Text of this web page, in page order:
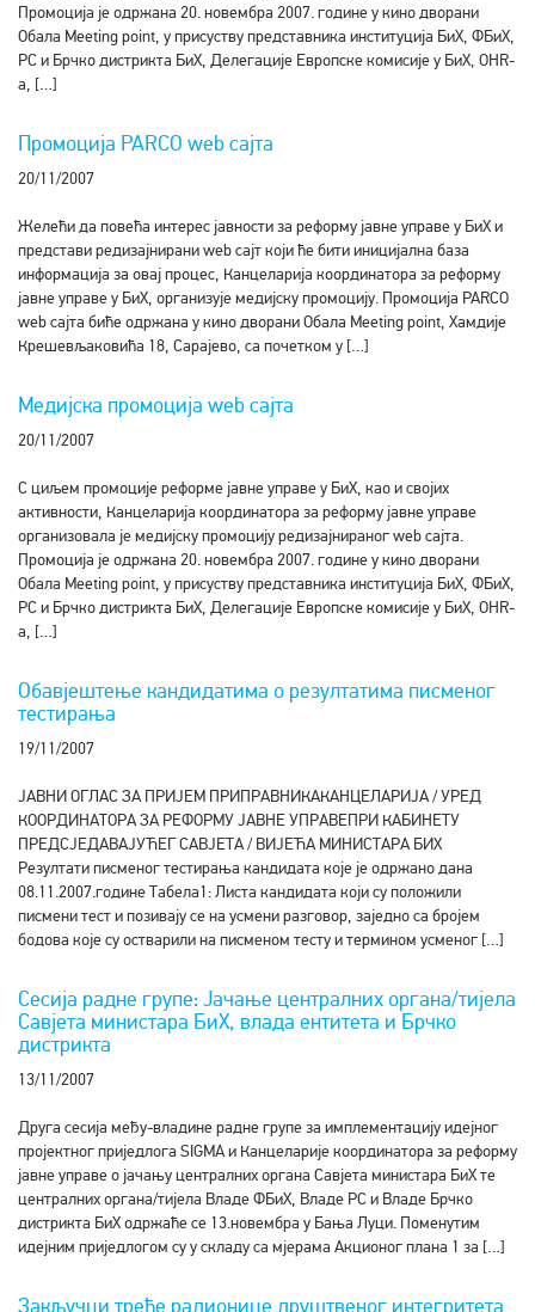
Промоција је одржана 20. новембра 2007. године у кино дворани
Обала Meeting point, у присуству представника институција БиХ, ФБиХ,
РС и Брчко дистрикта БиХ, Делегације Европске комисије у БиХ, ОHR-
а, […]
Промоција PARCO web сајта
20/11/2007
Желећи да повећа интерес јавности за реформу јавне управе у БиХ и
представи редизајнирани web сајт који ће бити иницијална база
информација за овај процес, Канцеларија координатора за реформу
јавне управе у БиХ, организује медијску промоцију. Промоција PARCO
web сајта биће одржана у кино дворани Обала Meeting point, Хамдије
Крешевљаковића 18, Сарајево, са почетком у […]
Медијска промоција web сајта
20/11/2007
С циљем промоције реформе јавне управе у БиХ, као и својих
активности, Канцеларија координатора за реформу јавне управе
организовала је медијску промоцију редизајнираног wеb сајта.
Промоција је одржана 20. новембра 2007. године у кино дворани
Обала Meeting point, у присуству представника институција БиХ, ФБиХ,
РС и Брчко дистрикта БиХ, Делегације Европске комисије у БиХ, ОHR-
а, […]
Обавјештење кандидатима о резултатима писменог
тестирања
19/11/2007
ЈАВНИ ОГЛАС ЗА ПРИЈЕМ ПРИПРАВНИКАКАНЦЕЛАРИЈА / УРЕД
КООРДИНАТОРА ЗА РЕФОРМУ ЈАВНЕ УПРАВЕПРИ КАБИНЕТУ
ПРЕДСЈЕДАВАЈУЋЕГ САВЈЕТА / ВИЈЕЋА МИНИСТАРА БИХ
Резултати писменог тестирања кандидата које је одржано дана
08.11.2007.године Табела1: Листа кандидата који су положили
писмени тест и позивају се на усмени разговор, заједно са бројем
бодова које су остварили на писменом тесту и термином усменог […]
Сесија радне групе: Јачање централних органа/тијела
Савјета министара БиХ, влада ентитета и Брчко
дистрикта
13/11/2007
Друга сесија међу-владине радне групе за имплементацију идејног
пројектног приједлога SIGMA и Канцеларије координатора за реформу
јавне управе о јачању централних органа Савјета министара БиХ те
централних органа/тијела Владе ФБиХ, Владе РС и Владе Брчко
дистрикта БиХ одржаће се 13.новембра у Бања Луци. Поменутим
идејним приједлогом су у складу са мјерама Акционог плана 1 за […]
Закључци треће радионице друштвеног интегритета